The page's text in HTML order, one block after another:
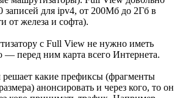
записей для ipv4, от 200Мб до 2Гб в
от железа и софта).
с Full View не нужно иметь
перед ним карта всего Интернета.
решает какие префиксы (фрагменты
анонсировать и через кого, то он